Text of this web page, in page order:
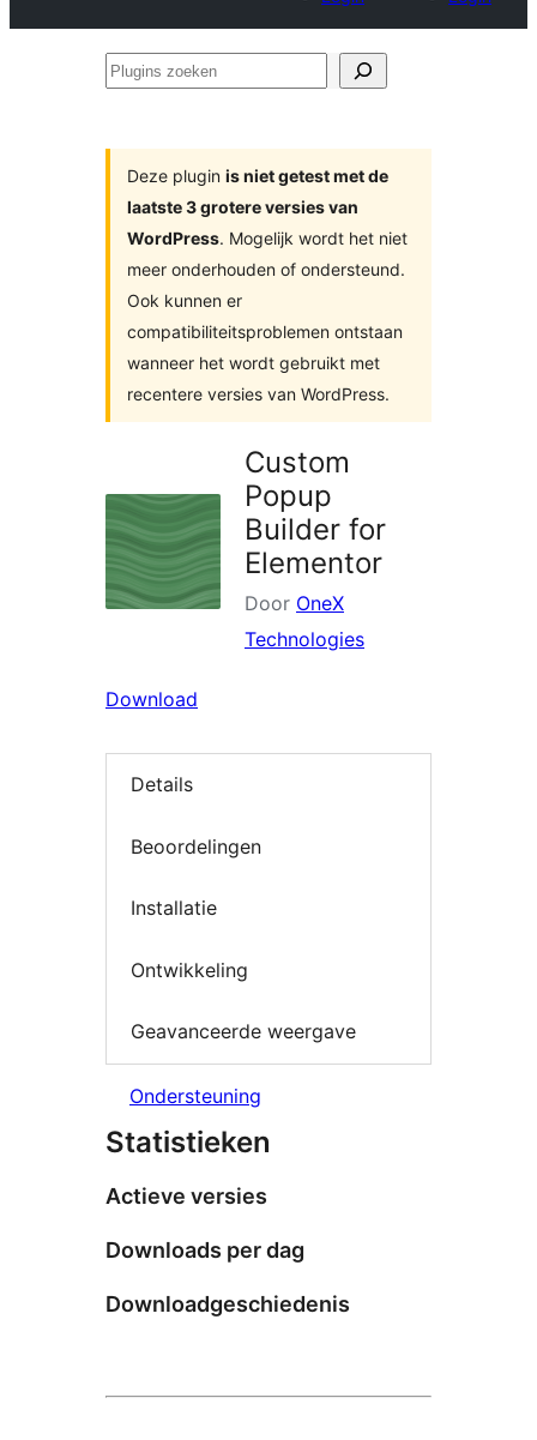
Plugins
Deze plugin is niet getest met de
laatste 3 grotere versies van
WordPress. Mogelijk wordt het niet
meer onderhouden of ondersteund.
Ook kunnen er
compatibiliteitsproblemen ontstaan
wanneer het wordt gebruikt met
recentere versies van WordPress.
Custom
Popup
Builder for
Elementor
Door OneX
Technologies
Download
Details
Beoordelingen
Installatie
Ontwikkeling
Geavanceerde weergave
Ondersteuning
Statistieken
Actieve versies
Downloads per dag
Downloadgeschiedenis